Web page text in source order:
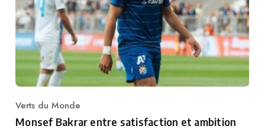
Category
Verts du Monde
Monsef Bakrar entre satisfaction et ambition